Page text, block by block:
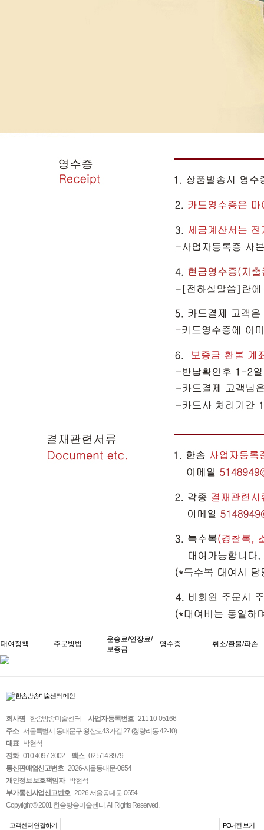
대여정책 주문방법
운송료/연장료/
보증금
영수증 취소/환불/파손
회사명 한솜방송미술센터 사업자 등록번호 211-10-05166
주소 서울특별시 동대문구 왕산로43가길 27 (청량리동 42-10)
대표 박현석
전화 010-4097-3002 팩스 02-514-8979
통신판매업신고번호 2026-서울동대문-0654
개인정보 보호책임자 박현석
부가통신사업신고번호 2026-서울동대문-0654
Copyright © 2001 한솜방송미술센터. All Rights Reserved.
고객센터 연결하기 PC버전 보기